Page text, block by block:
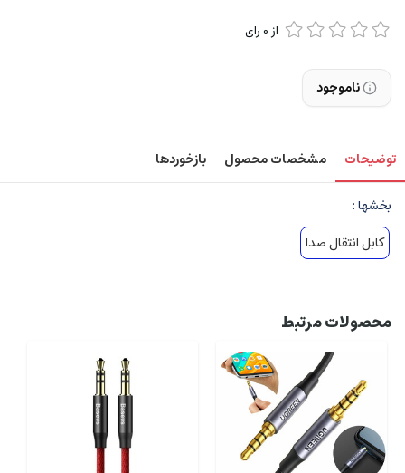
از0 رای
ناموجود
توضیحات مشخصات محصول بازخوردها
بخشها :
کابل انتقال صدا
محصولات مرتبط